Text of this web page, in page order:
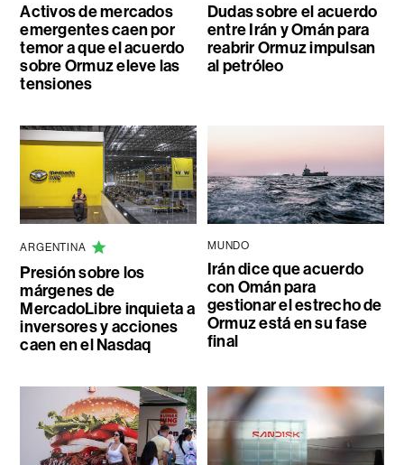
Activos de mercados
emergentes caen por
temor a que el acuerdo
sobre Ormuz eleve las
tensiones
Dudas sobre el acuerdo
entre Irán y Omán para
reabrir Ormuz impulsan
al petróleo
ARGENTINA
Presión sobre los
márgenes de
MercadoLibre inquieta a
inversores y acciones
caen en el Nasdaq
MUNDO
Irán dice que acuerdo
con Omán para
gestionar el estrecho de
Ormuz está en su fase
final